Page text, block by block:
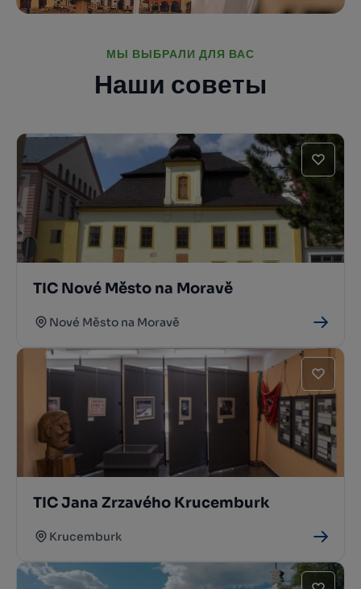
МЫ ВЫБРАЛИ ДЛЯ ВАС
Наши советы
TIC Nové Město na Moravě
Nové Město na Moravě
TIC Jana Zrzavého Krucemburk
Krucemburk